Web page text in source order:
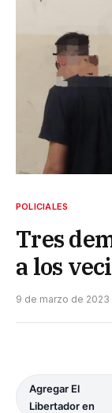
POLICIALES
Tres
a los
9 de marzo de 2023
Agregar El
Libertador en